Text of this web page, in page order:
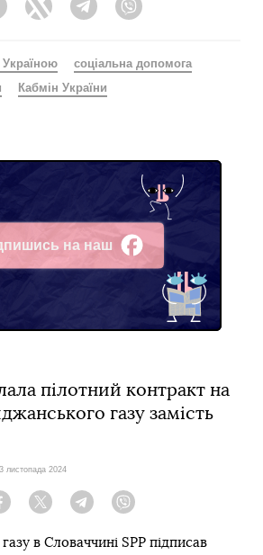
FacebookTwitter Telegram
Україною
соціальна допомога
Кабмін України
на наш
пілотний контракт на
газу замість
листопада 2024
Facebook Twitter Telegram
в Словаччині SPP підписав